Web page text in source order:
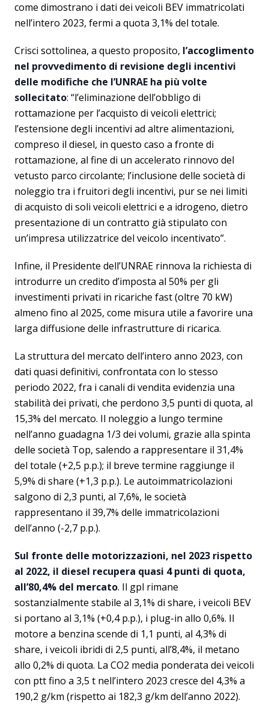
come dimostrano i dati dei veicoli BEV immatricolati
nell’intero 2023, fermi a quota 3,1% del totale.
Crisci sottolinea, a questo proposito, l’accoglimento
nel provvedimento di revisione degli incentivi
delle modifiche che l’UNRAE ha più volte
sollecitato: “l’eliminazione dell’obbligo di
rottamazione per l’acquisto di veicoli elettrici;
l’estensione degli incentivi ad altre alimentazioni,
compreso il diesel, in questo caso a fronte di
rottamazione, al fine di un accelerato rinnovo del
vetusto parco circolante; l’inclusione delle società di
noleggio tra i fruitori degli incentivi, pur se nei limiti
di acquisto di soli veicoli elettrici e a idrogeno, dietro
presentazione di un contratto già stipulato con
un’impresa utilizzatrice del veicolo incentivato”.
Infine, il Presidente dell’UNRAE rinnova la richiesta di
introdurre un credito d’imposta al 50% per gli
investimenti privati in ricariche fast (oltre 70 kW)
almeno fino al 2025, come misura utile a favorire una
larga diffusione delle infrastrutture di ricarica.
La struttura del mercato dell’intero anno 2023, con
dati quasi definitivi, confrontata con lo stesso
periodo 2022, fra i canali di vendita evidenzia una
stabilità dei privati, che perdono 3,5 punti di quota, al
15,3% del mercato. Il noleggio a lungo termine
nell’anno guadagna 1/3 dei volumi, grazie alla spinta
delle società Top, salendo a rappresentare il 31,4%
del totale (+2,5 p.p.); il breve termine raggiunge il
5,9% di share (+1,3 p.p.). Le autoimmatricolazioni
salgono di 2,3 punti, al 7,6%, le società
rappresentano il 39,7% delle immatricolazioni
dell’anno (-2,7 p.p.).
Sul fronte delle motorizzazioni, nel 2023 rispetto
al 2022, il diesel recupera quasi 4 punti di quota,
all’80,4% del mercato. Il gpl rimane
sostanzialmente stabile al 3,1% di share, i veicoli BEV
si portano al 3,1% (+0,4 p.p.), i plug-in allo 0,6%. Il
motore a benzina scende di 1,1 punti, al 4,3% di
share, i veicoli ibridi di 2,5 punti, all’8,4%, il metano
allo 0,2% di quota. La CO2 media ponderata dei veicoli
con ptt fino a 3,5 t nell’intero 2023 cresce del 4,3% a
190,2 g/km (rispetto ai 182,3 g/km dell’anno 2022).